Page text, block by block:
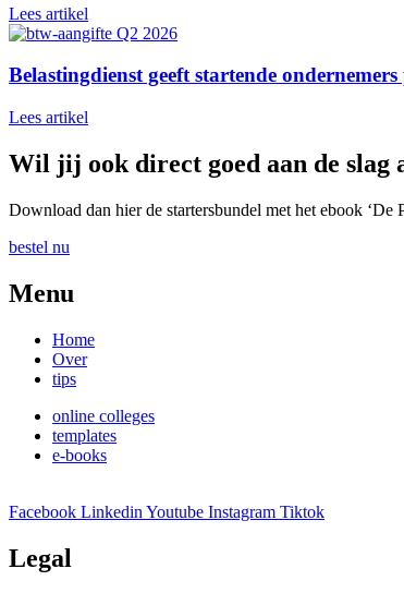
Lees artikel
Belastingdienst geeft startende
Lees artikel
Wil jij ook direct goed aan de slag
Download dan hier de startersbundel met het ebook
bestel nu
Menu
Home
Over
tips
online colleges
templates
e-books
Facebook Linkedin Youtube Instagram Tiktok
Legal